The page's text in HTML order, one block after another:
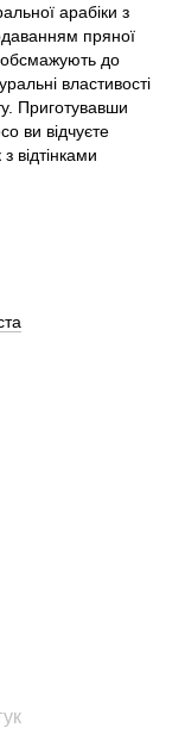
арабіки з
пряної
до
властивості
Приготувавши
ви відчуєте
відтінками